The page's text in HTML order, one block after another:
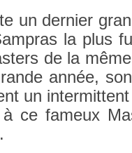
un de­rni­er
la plus
de la
année,
un
ce fameux